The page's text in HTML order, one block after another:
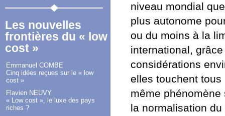
Les nouvelles
frontières du « low
cost »
Emmanuel COMBE
Cinq idées reçues sur le « low
cost »
Flavien NEUVY
« Low cost », le luxe des pays
riches ?
niveau mondial
plus autonome
ou du moins à la
international,
considérations
elles touchent
même
la normalisation